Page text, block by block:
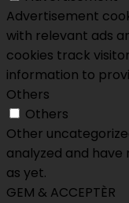
Advertisement
with relevant ads
cookies track
information to
Others
Others
Other
analyzed and
as yet.
GEM & ACCEPTÈR